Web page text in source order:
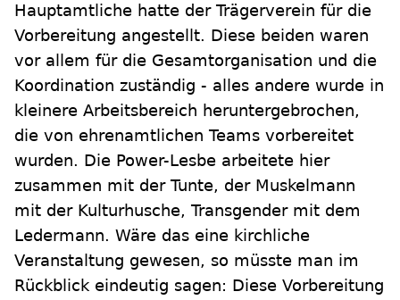
Hauptamtliche hatte der Trägerverein für die
Vorbereitung angestellt. Diese beiden waren
vor allem für die Gesamtorganisation und die
Koordination zuständig - alles andere wurde in
kleinere Arbeitsbereich heruntergebrochen,
die von ehrenamtlichen Teams vorbereitet
wurden. Die Power-Lesbe arbeitete hier
zusammen mit der Tunte, der Muskelmann
mit der Kulturhusche, Transgender mit dem
Ledermann. Wäre das eine kirchliche
Veranstaltung gewesen, so müsste man im
Rückblick eindeutig sagen: Diese Vorbereitung